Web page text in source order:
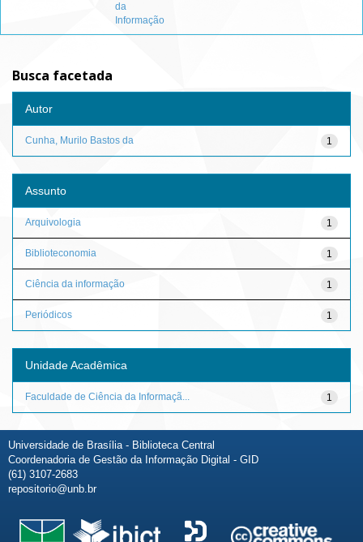
da
Informação
Busca facetada
Autor
1
Cunha, Murilo Bastos da
Assunto
1
Arquivologia
1
Biblioteconomia
1
Ciência da informação
1
Periódicos
Unidade Acadêmica
1
Faculdade de Ciência da Informaçã...
Universidade de Brasília - Biblioteca Central
Coordenadoria de Gestão da Informação Digital - GID
(61) 3107-2683
repositorio@unb.br